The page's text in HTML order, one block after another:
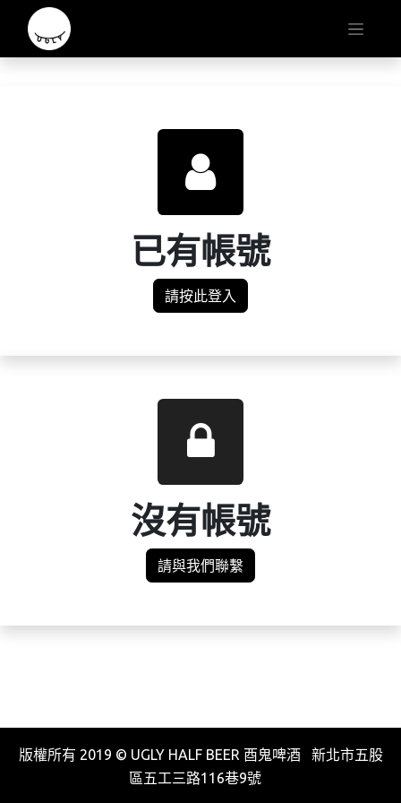
已有帳號
請按此登入
沒有帳號
請與我們聯繫
版權所有 2019 © UGLY HALF BEER 酉鬼啤酒 新北市五股
區五工三路116巷9號